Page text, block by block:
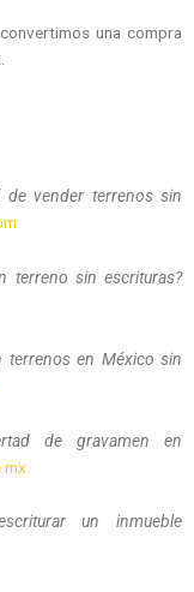
una compra
de vender terrenos sin
terreno sin escrituras?
terrenos en México sin
de gravamen en
un inmueble